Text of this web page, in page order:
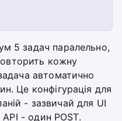
5 задач паралельно,
кожну
автоматично
Це конфігурація для
- зазвичай для UI
API - один POST.